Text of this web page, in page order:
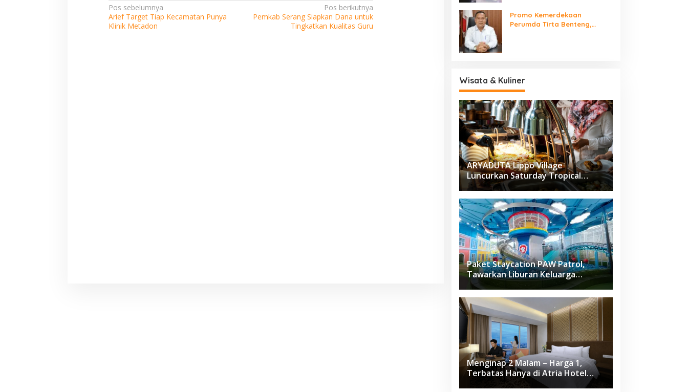
Navigasi
pos
Pos sebelumnya
Arief Target Tiap Kecamatan Punya
Klinik Metadon
Pos berikutnya
Pemkab Serang Siapkan Dana untuk
Tingkatkan Kualitas Guru
Promo Kemerdekaan
Perumda Tirta Benteng,
Wisata & Kuliner
ARYADUTA Lippo Village
Luncurkan Saturday Tropical
Brunch
Paket Staycation PAW Patrol,
Tawarkan Liburan Keluarga
Menyenangkan Hanya di Herloom
Hotel BSD
Menginap 2 Malam – Harga 1,
Terbatas Hanya di Atria Hotel